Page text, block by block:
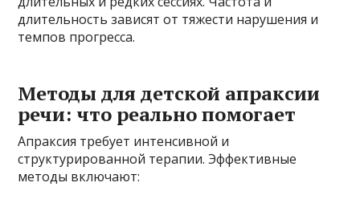
длительность зависят от тяжести нарушения и
темпов прогресса.
Методы для детской апраксии
речи: что реально помогает
Апраксия требует интенсивной и
структурированной терапии. Эффективные
методы включают: